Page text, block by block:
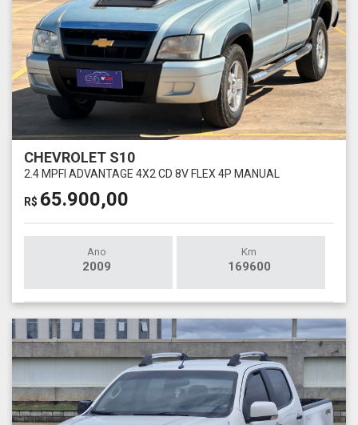
CHEVROLET S10
2.4 MPFI ADVANTAGE 4X2 CD 8V FLEX 4P MANUAL
R$ 65.900,00
Ano
2009
Km
169600